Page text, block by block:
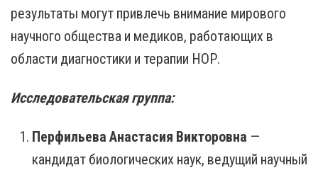
результаты могут привлечь внимание мирового
научного общества и медиков, работающих в
области диагностики и терапии НОР.
Исследовательская группа:
Перфильева Анастасия Викторовна —
кандидат биологических наук, ведущий научный